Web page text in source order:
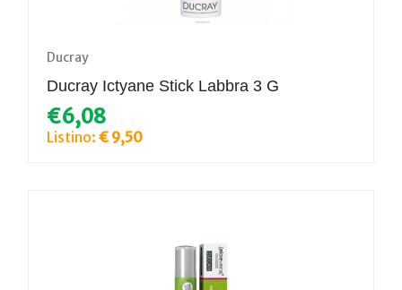
Ducray
Ducray Ictyane Stick Labbra 3 G
€6,08
Listino: € 9,50